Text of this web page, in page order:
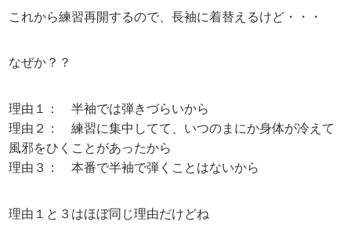
これから練習再開するので、長袖に着替えるけど・・・
なぜか？？
理由１： 半袖では弾きづらいから
理由２： 練習に集中してて、いつのまにか身体が冷えて
風邪をひくことがあったから
理由３： 本番で半袖で弾くことはないから
理由１と３はほぼ同じ理由だけどね